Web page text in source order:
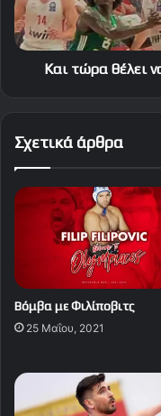
(ξανά)
στο
ΟΑΚΑ
Και τώρα θέλει
Σχετικά άρθρα
Βόμβα με Φιλίποβιτς
25 Μαΐου, 2021